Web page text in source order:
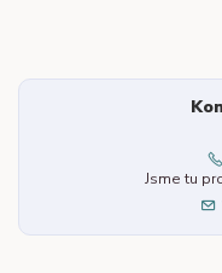
Jsme tu